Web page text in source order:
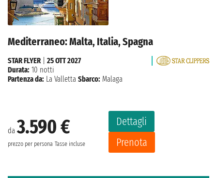
Mediterraneo: Malta, Italia, Spagna
da3.590 €
prezzo per persona Tasse incluse
Dettagli
Prenota
STAR FLYER
25 OTT 2027
Durata: 10 notti
Partenza da: La Valletta Sbarco: Malaga